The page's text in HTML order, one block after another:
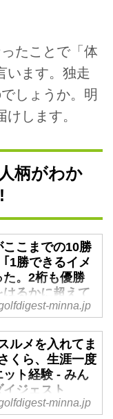
たことで「体
います。独走
しょうか。明
します。
柄がわか
こまでの10勝
1勝できるイメ
。2桁も優勝
るかに超えて
なのゴルフダイ
世代の実力派にし
ター･小祝さく
回路を覗く異色エ
、節目の10勝、
が続く限りプロ生
minna.jp
ルメを入れてま
くら、生涯一度
ット経験 - みん
ジェスト
世代の実力派にし
minna.jp